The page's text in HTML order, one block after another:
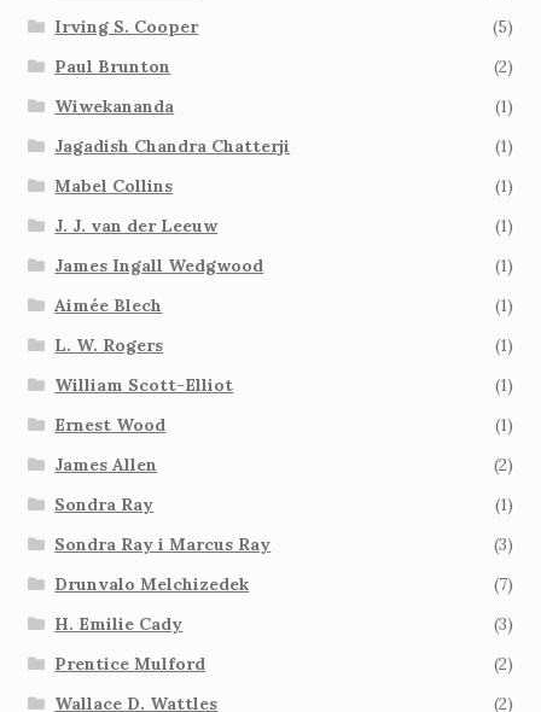
Irving S. Cooper
(5)
Paul Brunton
(2)
Wiwekananda
(1)
Jagadish Chandra Chatterji
(1)
Mabel Collins
(1)
J. J. van der Leeuw
(1)
James Ingall Wedgwood
(1)
Aimée Blech
(1)
L. W. Rogers
(1)
William Scott-Elliot
(1)
Ernest Wood
(1)
James Allen
(2)
Sondra Ray
(1)
Sondra Ray i Marcus Ray
(3)
Drunvalo Melchizedek
(7)
H. Emilie Cady
(3)
Prentice Mulford
(2)
Wallace D. Wattles
(2)